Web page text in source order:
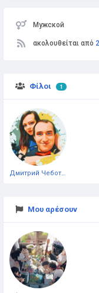
Мужской
ακολουθείται από
Φίλοι 1
Μου αρέσουν